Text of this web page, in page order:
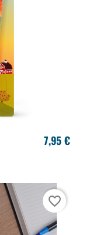
7,95 €
favorite_border